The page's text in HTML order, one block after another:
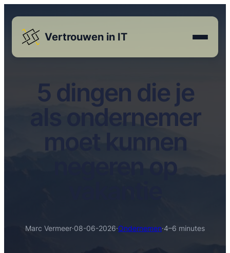
Vertrouwen in IT
5 dingen die je
als ondernemer
moet kunnen
negeren op
Marc Vermeer·08-06-2026·Ondernemen·4–6 minutes